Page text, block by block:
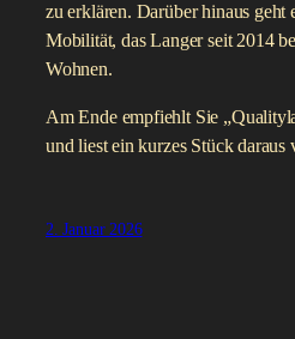
zu erklären. Darüber hinaus geht
Mobilität, das Langer seit 2014
Wohnen.
Am Ende empfiehlt Sie
und liest ein kurzes Stück daraus
2. Januar 2026